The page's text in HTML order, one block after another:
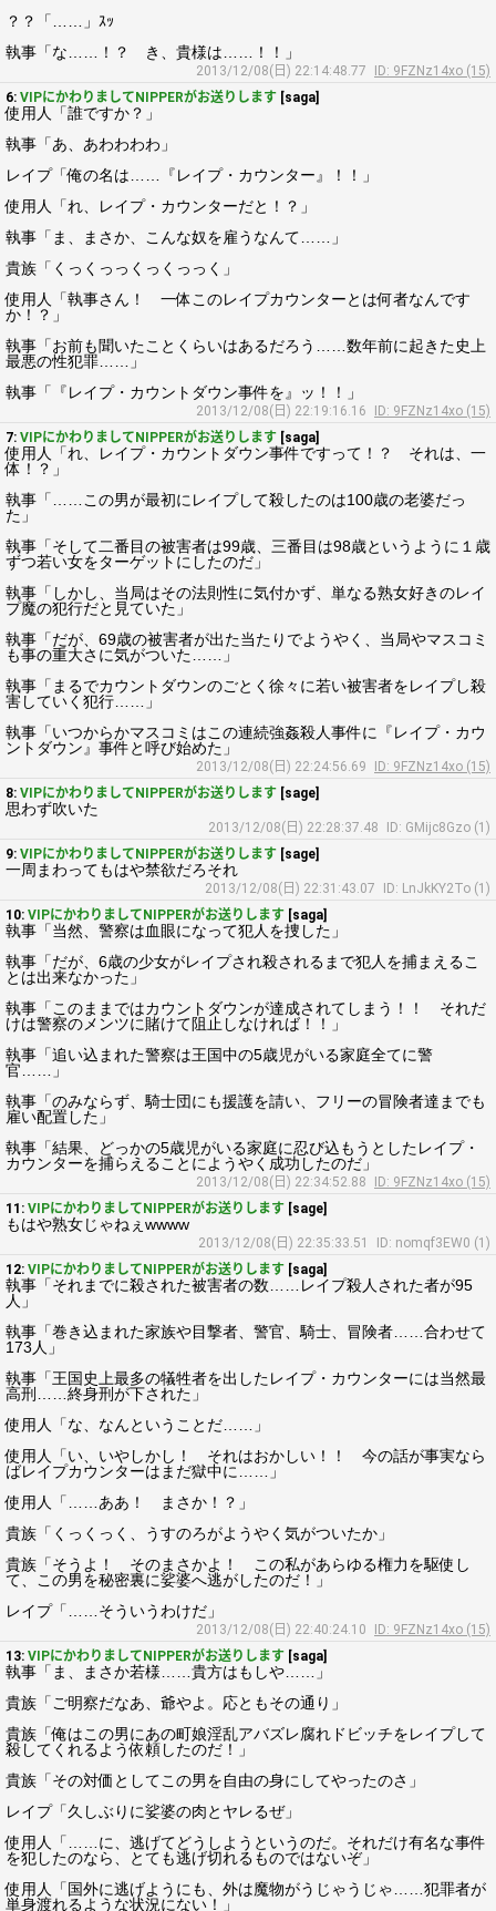
？？「……」ｽｯ
執事「な……！？ き、貴様は……！！」
2013/12/08(日) 22:14:48.77
ID: 9FZNz14xo (15)
6: VIPにかわりましてNIPPERがお送りします [saga]
使用人「誰ですか？」
執事「あ、あわわわわ」
レイプ「俺の名は……『レイプ・カウンター』！！」
使用人「れ、レイプ・カウンターだと！？」
執事「ま、まさか、こんな奴を雇うなんて……」
貴族「くっくっっくっくっっく」
使用人「執事さん！ 一体このレイプカウンターとは何者なんです
か！？」
執事「お前も聞いたことくらいはあるだろう……数年前に起きた史上
最悪の性犯罪……」
執事「『レイプ・カウントダウン事件を』ッ！！」
2013/12/08(日) 22:19:16.16
ID: 9FZNz14xo (15)
7: VIPにかわりましてNIPPERがお送りします [saga]
使用人「れ、レイプ・カウントダウン事件ですって！？ それは、一
体！？」
執事「……この男が最初にレイプして殺したのは100歳の老婆だっ
た」
執事「そして二番目の被害者は99歳、三番目は98歳というように１歳
ずつ若い女をターゲットにしたのだ」
執事「しかし、当局はその法則性に気付かず、単なる熟女好きのレイ
プ魔の犯行だと見ていた」
執事「だが、69歳の被害者が出た当たりでようやく、当局やマスコミ
も事の重大さに気がついた……」
執事「まるでカウントダウンのごとく徐々に若い被害者をレイプし殺
害していく犯行……」
執事「いつからかマスコミはこの連続強姦殺人事件に『レイプ・カウ
ントダウン』事件と呼び始めた」
2013/12/08(日) 22:24:56.69
ID: 9FZNz14xo (15)
8: VIPにかわりましてNIPPERがお送りします [sage]
思わず吹いた
2013/12/08(日) 22:28:37.48
ID: GMijc8Gzo (1)
9: VIPにかわりましてNIPPERがお送りします [sage]
一周まわってもはや禁欲だろそれ
2013/12/08(日) 22:31:43.07
ID: LnJkKY2To (1)
10: VIPにかわりましてNIPPERがお送りします [saga]
執事「当然、警察は血眼になって犯人を捜した」
執事「だが、6歳の少女がレイプされ殺されるまで犯人を捕まえるこ
とは出来なかった」
執事「このままではカウントダウンが達成されてしまう！！ それだ
けは警察のメンツに賭けて阻止しなければ！！」
執事「追い込まれた警察は王国中の5歳児がいる家庭全てに警
官……」
執事「のみならず、騎士団にも援護を請い、フリーの冒険者達までも
雇い配置した」
執事「結果、どっかの5歳児がいる家庭に忍び込もうとしたレイプ・
カウンターを捕らえることにようやく成功したのだ」
2013/12/08(日) 22:34:52.88
ID: 9FZNz14xo (15)
11: VIPにかわりましてNIPPERがお送りします [sage]
もはや熟女じゃねぇwwww
2013/12/08(日) 22:35:33.51
ID: nomqf3EW0 (1)
12: VIPにかわりましてNIPPERがお送りします [saga]
執事「それまでに殺された被害者の数……レイプ殺人された者が95
人」
執事「巻き込まれた家族や目撃者、警官、騎士、冒険者……合わせて
173人」
執事「王国史上最多の犠牲者を出したレイプ・カウンターには当然最
高刑……終身刑が下された」
使用人「な、なんということだ……」
使用人「い、いやしかし！ それはおかしい！！ 今の話が事実なら
ばレイプカウンターはまだ獄中に……」
使用人「……ああ！ まさか！？」
貴族「くっくっく、うすのろがようやく気がついたか」
貴族「そうよ！ そのまさかよ！ この私があらゆる権力を駆使し
て、この男を秘密裏に娑婆へ逃がしたのだ！」
レイプ「……そういうわけだ」
2013/12/08(日) 22:40:24.10
ID: 9FZNz14xo (15)
13: VIPにかわりましてNIPPERがお送りします [saga]
執事「ま、まさか若様……貴方はもしや……」
貴族「ご明察だなあ、爺やよ。応ともその通り」
貴族「俺はこの男にあの町娘淫乱アバズレ腐れドビッチをレイプして
殺してくれるよう依頼したのだ！」
貴族「その対価としてこの男を自由の身にしてやったのさ」
レイプ「久しぶりに娑婆の肉とヤレるぜ」
使用人「……に、逃げてどうしようというのだ。それだけ有名な事件
を犯したのなら、とても逃げ切れるものではないぞ」
使用人「国外に逃げようにも、外は魔物がうじゃうじゃ……犯罪者が
単身渡れるような状況にない！」